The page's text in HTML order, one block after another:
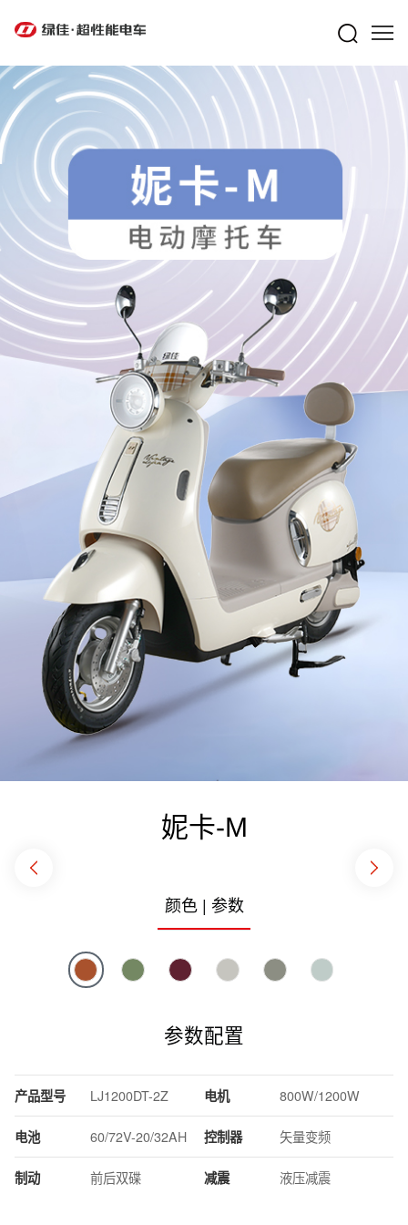
妮卡-M
颜色 | 参数
参数配置
产品型号 LJ1200DT-2Z 电机 800W/1200W
电池 60/72V-20/32AH 控制器 矢量变频
制动 前后双碟 减震 液压减震